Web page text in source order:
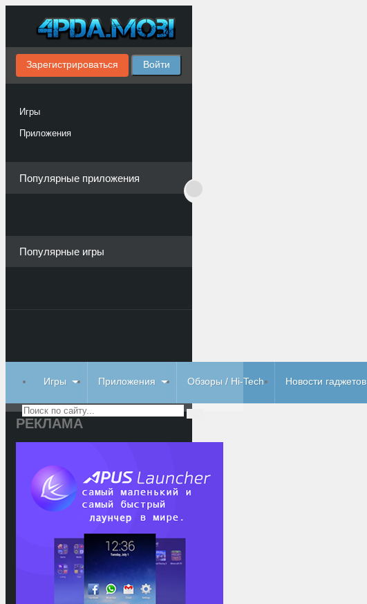
Зарегистрироваться Войти
Игры
Приложения
Популярные приложения
Популярные игры
Игры Приложения Обзоры / Hi-Tech Новости гаджетов
РЕКЛАМА